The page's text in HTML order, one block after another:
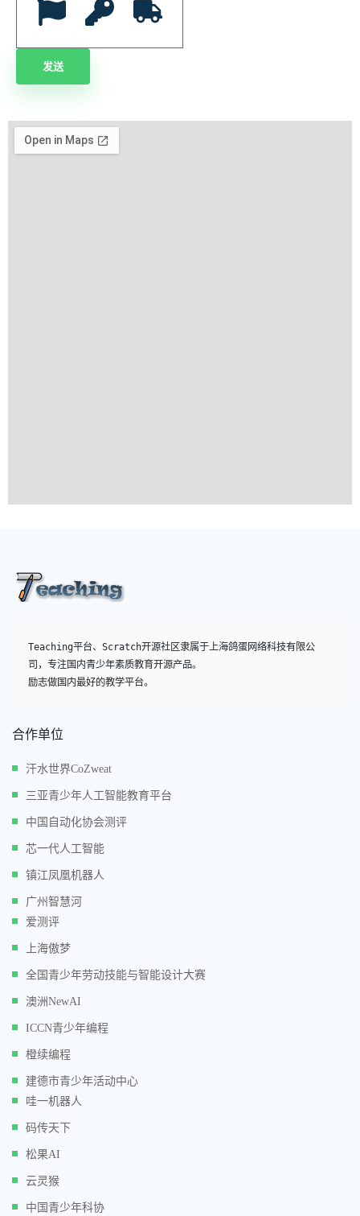
Teaching平台、Scratch开源社区隶属于上海鸽蛋网络科技有限公
司，专注国内青少年素质教育开源产品。
励志做国内最好的教学平台。
合作单位
汗水世界CoZweat
三亚青少年人工智能教育平台
中国自动化协会测评
芯一代人工智能
镇江凤凰机器人
广州智慧河
爱测评
上海傲梦
全国青少年劳动技能与智能设计大赛
澳洲NewAI
ICCN青少年编程
橙续编程
建德市青少年活动中心
哇一机器人
码传天下
松果AI
云灵猴
中国青少年科协